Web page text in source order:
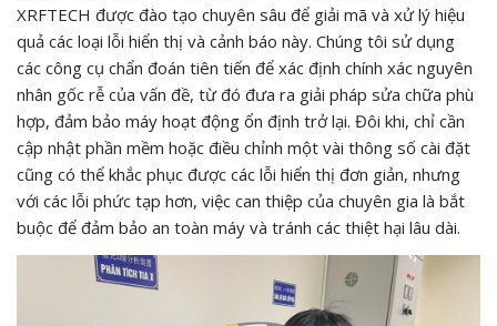
XRFTECH được đào tạo chuyên sâu để giải mã và xử lý hiệu
quả các loại lỗi hiển thị và cảnh báo này. Chúng tôi sử dụng
các công cụ chẩn đoán tiên tiến để xác định chính xác nguyên
nhân gốc rễ của vấn đề, từ đó đưa ra giải pháp sửa chữa phù
hợp, đảm bảo máy hoạt động ổn định trở lại. Đôi khi, chỉ cần
cập nhật phần mềm hoặc điều chỉnh một vài thông số cài đặt
cũng có thể khắc phục được các lỗi hiển thị đơn giản, nhưng
với các lỗi phức tạp hơn, việc can thiệp của chuyên gia là bắt
buộc để đảm bảo an toàn máy và tránh các thiệt hại lâu dài.